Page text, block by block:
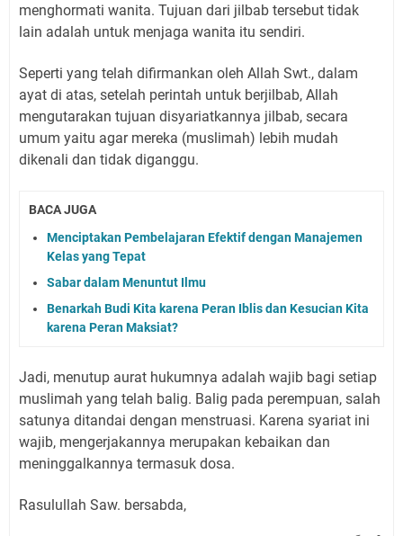
menghormati wanita. Tujuan dari jilbab tersebut tidak
lain adalah untuk menjaga wanita itu sendiri.
Seperti yang telah difirmankan oleh Allah Swt., dalam
ayat di atas, setelah perintah untuk berjilbab, Allah
mengutarakan tujuan disyariatkannya jilbab, secara
umum yaitu agar mereka (muslimah) lebih mudah
dikenali dan tidak diganggu.
BACA JUGA
Menciptakan Pembelajaran Efektif dengan Manajemen
Kelas yang Tepat
Sabar dalam Menuntut Ilmu
Benarkah Budi Kita karena Peran Iblis dan Kesucian Kita
karena Peran Maksiat?
Jadi, menutup aurat hukumnya adalah wajib bagi setiap
muslimah yang telah balig. Balig pada perempuan, salah
satunya ditandai dengan menstruasi. Karena syariat ini
wajib, mengerjakannya merupakan kebaikan dan
meninggalkannya termasuk dosa.
Rasulullah Saw. bersabda,